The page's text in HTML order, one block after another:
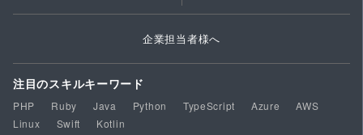
企業担当者様へ
注目のスキルキーワード
PHP Ruby Java Python TypeScript Azure
AWS
Linux
Swift Kotlin